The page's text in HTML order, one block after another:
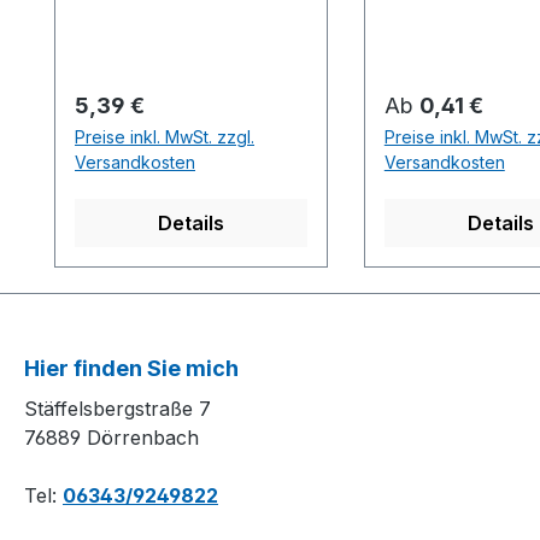
brauchen Sie aber
möglichst dünne,
möglichst flexible Litzen.
Diese sind aber gar nicht
Wir bieten Ihnen
superdünne Litzen AWG
36 (!) mit nur 0.5mm
Farben. Praxisgerecht
geliefert im 10m Wickel
zum Freundschaftspreis.
Regulärer Preis:
5,39 €
Preise inkl. MwSt. zzgl.
Versandkosten
Details
finden)Es handelt
immer um
keine
Regulärer Preis:
Ab 0,41 €
Preise inkl. MwSt.
Versandkosten
Details
Hier finden Sie mich
Stäffelsbergstraße 7
76889 Dörrenbach
Tel: 06343/9249822